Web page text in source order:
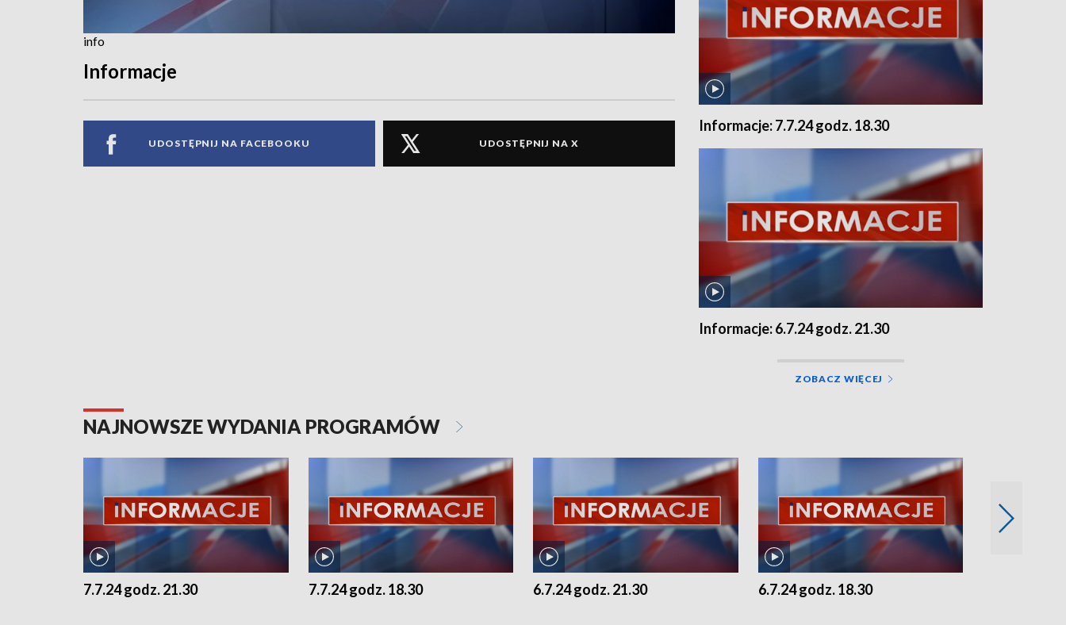
info
Informacje
UDOSTĘPNIJ NA FACEBOOKU UDOSTĘPNIJ NA X
Informacje: 7.7.24 godz. 18.30
Informacje: 6.7.24 godz. 21.30
ZOBACZ WIĘCEJ
NAJNOWSZE WYDANIA PROGRAMÓW
7.7.24 godz. 21.30 7.7.24 godz. 18.30 6.7.24 godz. 21.30 6.7.24 godz. 18.30